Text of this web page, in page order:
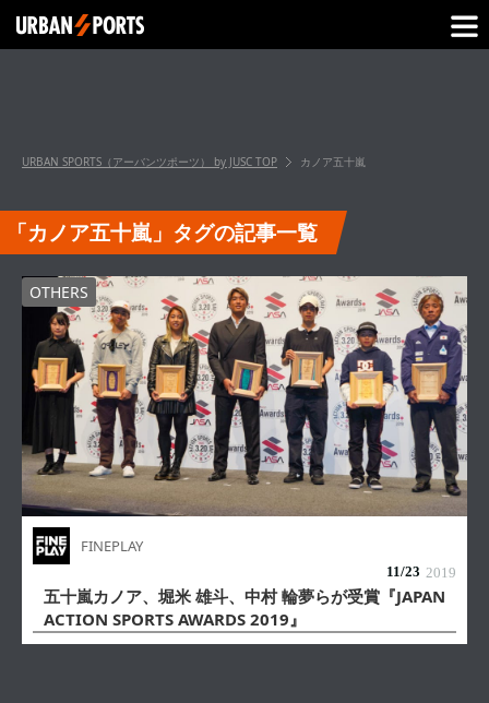
URBAN SPORTS（アーバンツポーツ） by JUSC TOP カノア五十嵐
「カノア五十嵐」タグの記事一覧
OTHERS
FINEPLAY
11/23 2019
五十嵐カノア、堀米 雄斗、中村 輪夢らが受賞『JAPAN
ACTION SPORTS AWARDS 2019』